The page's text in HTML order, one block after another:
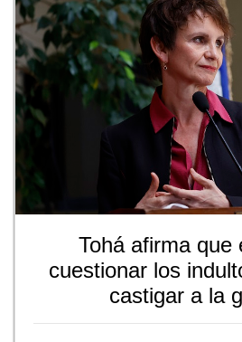
Tohá afirma que
cuestionar los
castigar a la